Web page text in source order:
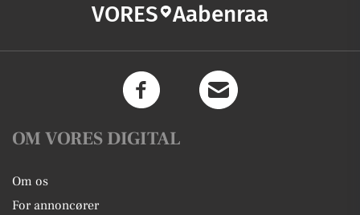
VORES Aabenraa
OM VORES DIGITAL
Om os
For annoncører